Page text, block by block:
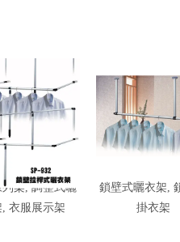
列架, 調整式曬
, 衣服展示架
鎖壁式曬衣架,
掛衣架